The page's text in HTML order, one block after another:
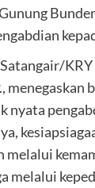
menegaskan
nyata
melalui
melalui